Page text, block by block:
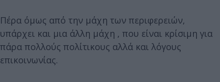
Πέρα όμως από την μάχη των περιφερειών,
υπάρχει και μια άλλη μάχη , που είναι κρίσιμη για
πάρα πολλούς πολίτικους αλλά και λόγους
επικοινωνίας.